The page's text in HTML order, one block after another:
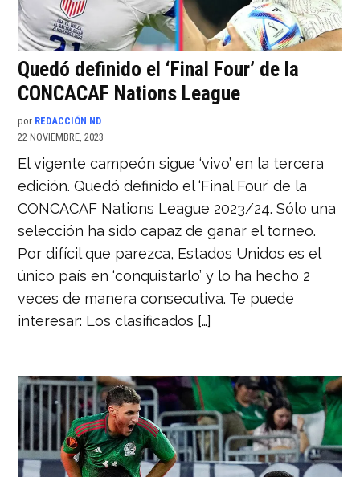
Quedó definido el ‘Final Four’ de la
CONCACAF Nations League
por REDACCIÓN ND
22 NOVIEMBRE, 2023
El vigente campeón sigue ‘vivo’ en la tercera
edición. Quedó definido el ‘Final Four’ de la
CONCACAF Nations League 2023/24. Sólo una
selección ha sido capaz de ganar el torneo.
Por difícil que parezca, Estados Unidos es el
único país en ‘conquistarlo’ y lo ha hecho 2
veces de manera consecutiva. Te puede
interesar: Los clasificados […]